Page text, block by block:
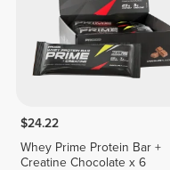
$24.22
Whey Prime Protein Bar +
Creatine Chocolate x 6